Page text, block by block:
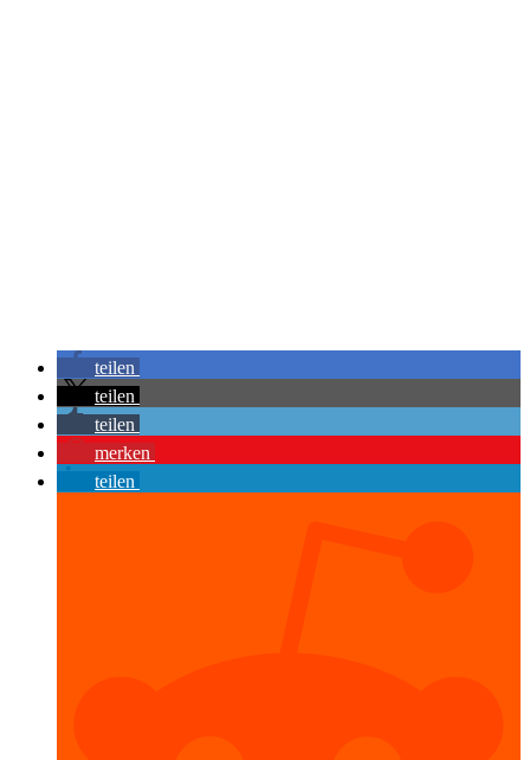
teilen
teilen
teilen
merken
teilen